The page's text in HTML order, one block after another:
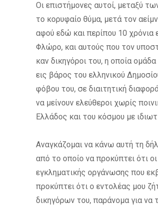
Οι επιστήμονες αυτοί, μεταξύ
το κορυφαίο θύμα, μετά τον
αφού εδώ και περίπου 10 χρόνια
Φλώρο, και αυτούς που τον
καν δικηγόροι του, η οποία
εις βάρος του ελληνικού
φόβου του, σε διαιτητική
να μείνουν ελεύθεροι χωρίς
Ελλάδος και του κόσμου με
Αναγκάζομαι να κάνω αυτή τη
από το οποίο να προκύπτει ότι
εγκληματικής οργάνωσης που
προκύπτει ότι ο εντολέας μου
δικηγόρων του, παράνομα για να